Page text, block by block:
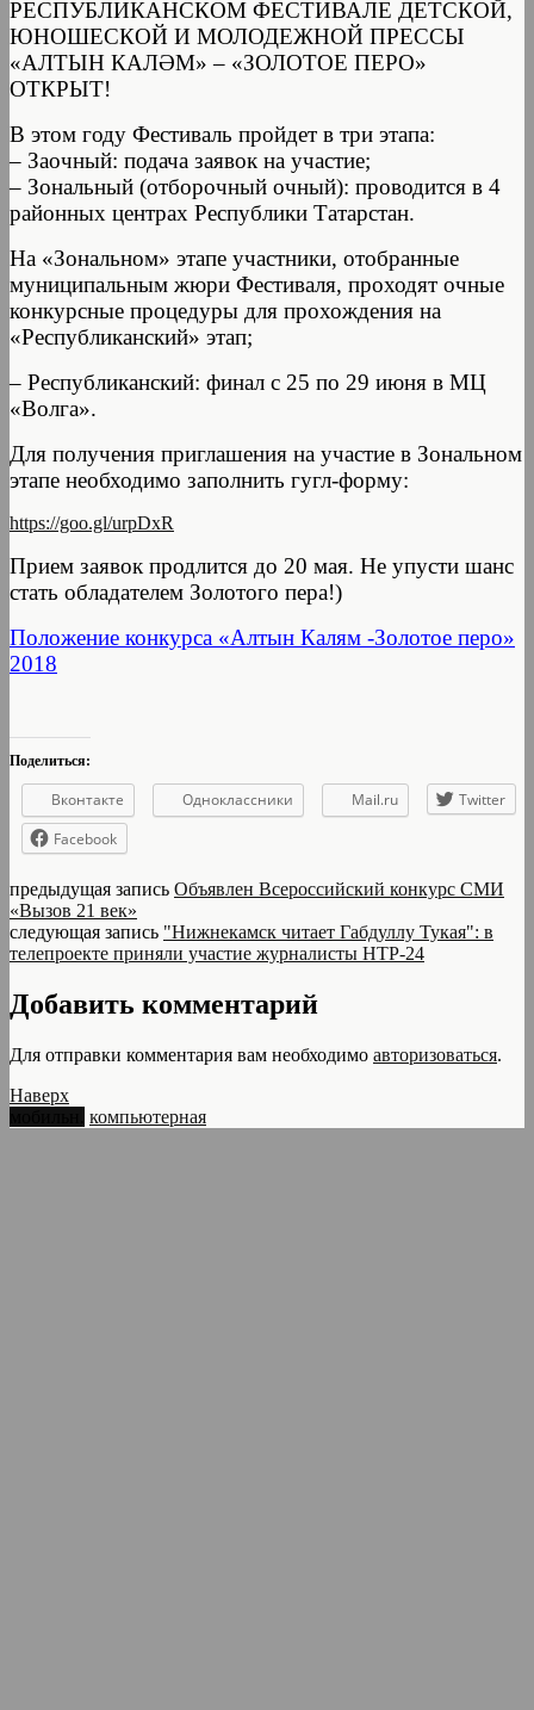
РЕСПУБЛИКАНСКОМ ФЕСТИВАЛЕ ДЕТСКОЙ,
ЮНОШЕСКОЙ И МОЛОДЕЖНОЙ ПРЕССЫ
«АЛТЫН КАЛӘМ» – «ЗОЛОТОЕ ПЕРО»
ОТКРЫТ!
В этом году Фестиваль пройдет в три этапа:
– Заочный: подача заявок на участие;
– Зональный (отборочный очный): проводится в 4
районных центрах Республики Татарстан.
На «Зональном» этапе участники, отобранные
муниципальным жюри Фестиваля, проходят очные
конкурсные процедуры для прохождения на
«Республиканский» этап;
– Республиканский: финал с 25 по 29 июня в МЦ
«Волга».
Для получения приглашения на участие в Зональном
этапе необходимо заполнить гугл-форму:
https://goo.gl/urpDxR
Прием заявок продлится до 20 мая. Не упусти шанс
стать обладателем Золотого пера!)
Положение конкурса «Алтын Калям -Золотое перо»
2018
Поделиться:
Вконтакте Одноклассники Mail.ru
Twitter
Facebook
предыдущая запись Объявлен Всероссийский конкурс СМИ
«Вызов 21 век»
следующая запись "Нижнекамск читает Габдуллу Тукая": в
телепроекте приняли участие журналисты НТР-24
Добавить комментарий
Для отправки комментария вам необходимо авторизоваться.
Наверх
компьютерная